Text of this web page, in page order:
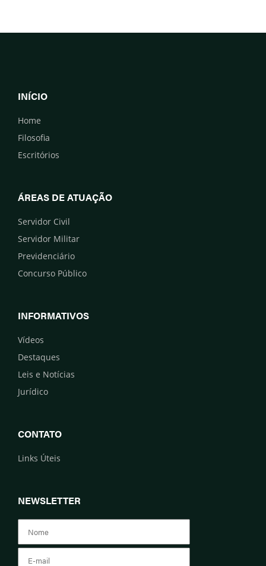
INÍCIO
Home
Filosofia
Escritórios
ÁREAS DE ATUAÇÃO
Servidor Civil
Servidor Militar
Previdenciário
Concurso Público
INFORMATIVOS
Vídeos
Destaques
Leis e Notícias
Jurídico
CONTATO
Links Úteis
NEWSLETTER